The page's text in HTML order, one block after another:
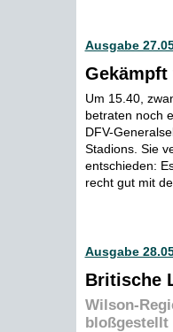
Ausgabe
Gekämpft
Um 15.40,
betraten noch
DFV-
Stadions. Sie
entschieden:
recht gut mit
Ausgabe
Britische
Wilson-
bloßgestellt